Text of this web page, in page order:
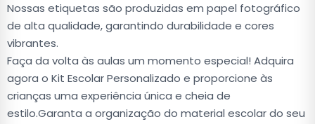
Nossas etiquetas são produzidas em papel fotográfico
de alta qualidade, garantindo durabilidade e cores
vibrantes.
Faça da volta às aulas um momento especial! Adquira
agora o Kit Escolar Personalizado e proporcione às
crianças uma experiência única e cheia de
estilo.Garanta a organização do material escolar do seu